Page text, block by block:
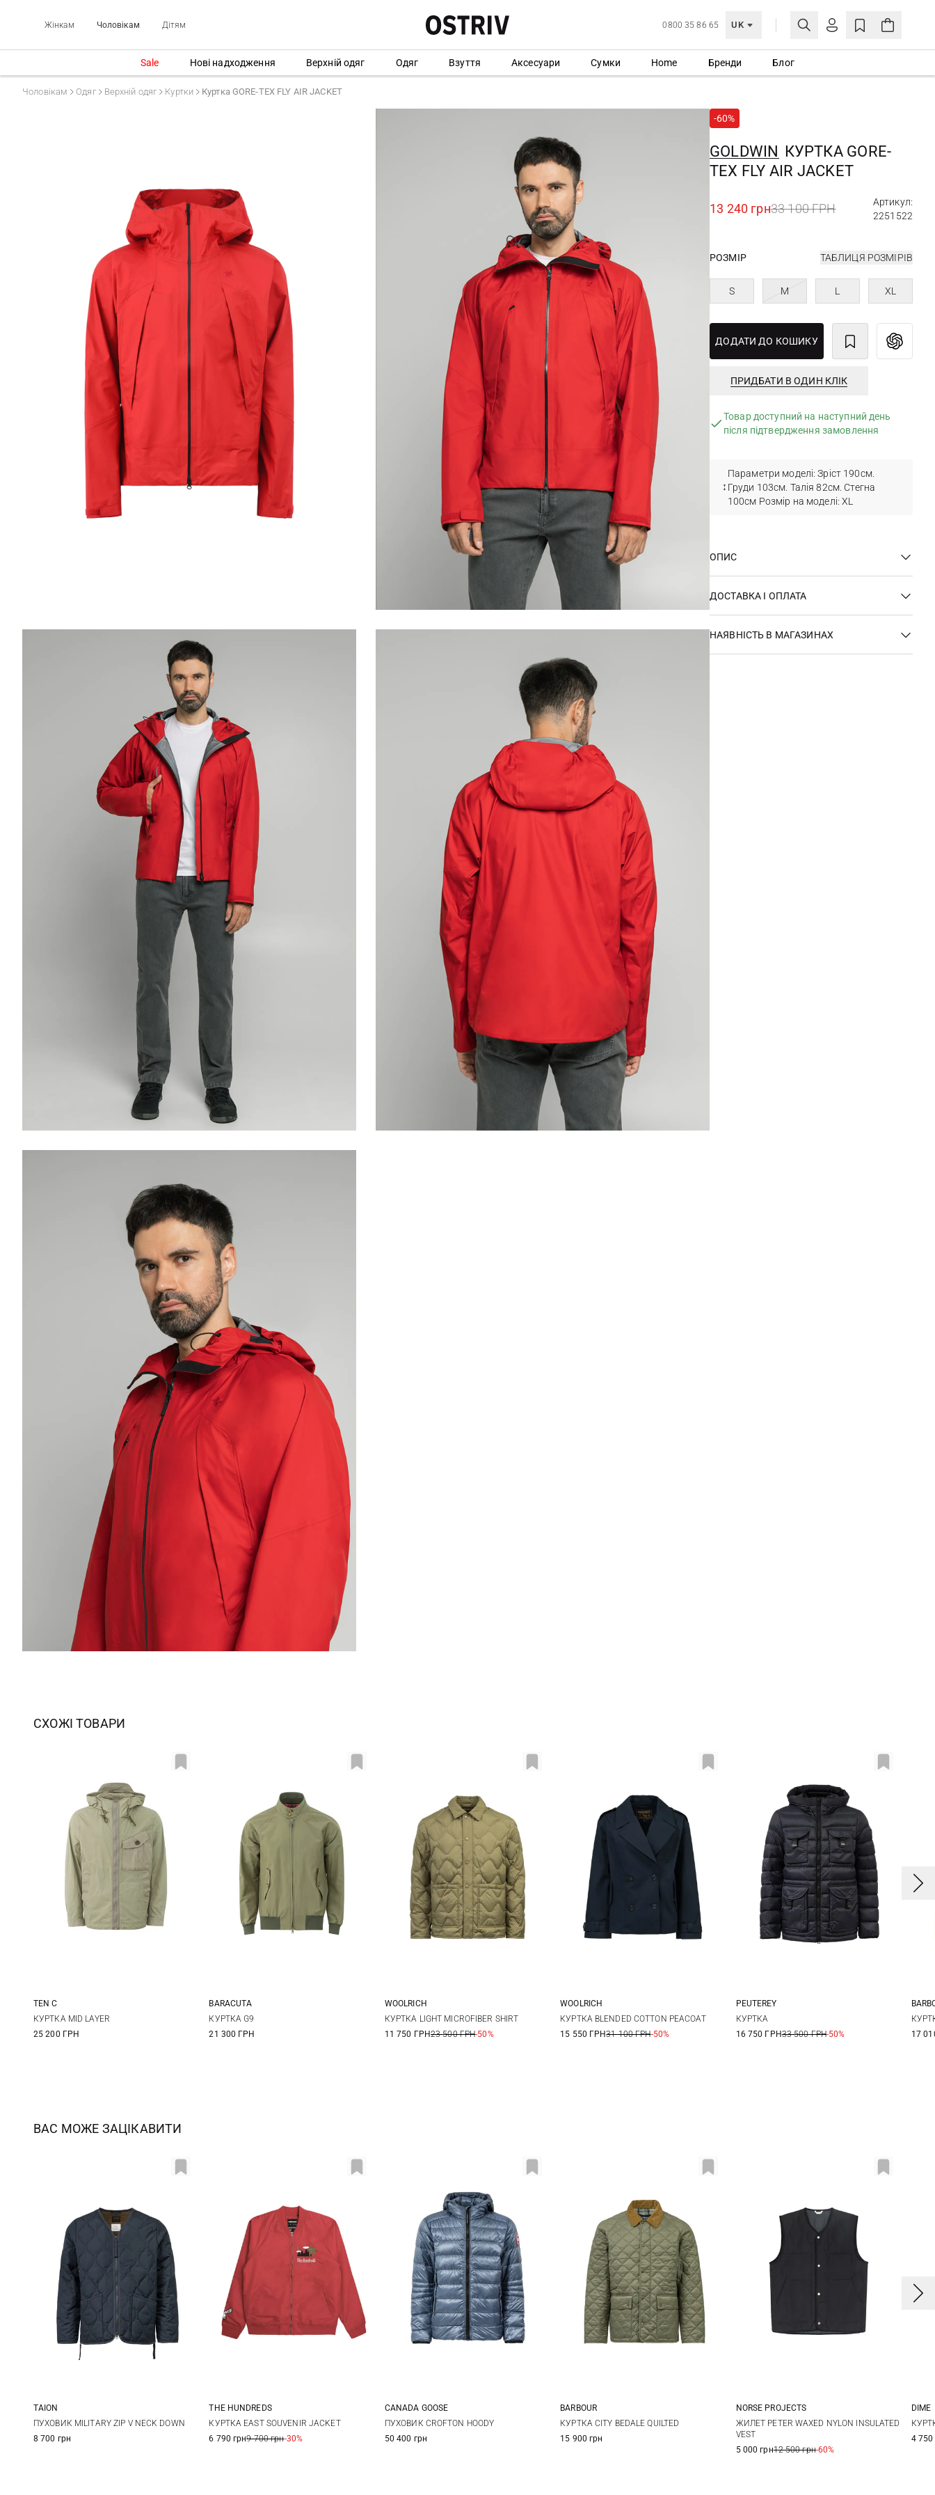
Жінкам Чоловікам Дітям 0800 35 86 65 UK
МОЯ ОБЛІКІВКА
СТВОРИТИ ОБЛІКІВКУ
Sale Нові надходження Верхній одяг Одяг Взуття Аксесуари Сумки Home Бренди Блог
Чоловікам Одяг Верхній одяг Куртки Куртка GORE-TEX FLY AIR JACKET
-60%
GOLDWIN КУРТКА GORE-
TEX FLY AIR JACKET
13 240 грн33 100 ГРН
Артикул:
2251522
РОЗМІР ТАБЛИЦЯ РОЗМІРІВ
S M L XL
ДОДАТИ ДО КОШИКУ
ПРИДБАТИ В ОДИН КЛІК
Товар доступний на наступний день
після підтвердження замовлення
Параметри моделі: Зріст 190см.
Груди 103см. Талія 82см. Стегна
100см Розмір на моделі: ХL
ОПИС
ДОСТАВКА І ОПЛАТА
НАЯВНІСТЬ В МАГАЗИНАХ
СХОЖІ ТОВАРИ
48 50
TEN C
КУРТКА MID LAYER
25 200 ГРН
38
BARACUTA
КУРТКА G9
21 300 ГРН
L
WOOLRICH
КУРТКА LIGHT MICROFIBER SHIRT
11 750 ГРН23 500 ГРН-50%
S
WOOLRICH
КУРТКА BLENDED COTTON PEACOAT
15 550 ГРН31 100 ГРН-50%
M
PEUTEREY
КУРТКА
16 750 ГРН33 500 ГРН-50%
M
17
ВАС МОЖЕ ЗАЦІКАВИТИ
XS S M L
TAION
ПУХОВИК MILITARY ZIP V NECK DOWN
8 700 грн
M L
THE HUNDREDS
КУРТКА EAST SOUVENIR JACKET
6 790 грн9 700 грн-30%
M L
CANADA GOOSE
ПУХОВИК CROFTON HOODY
50 400 грн
S M L
BARBOUR
КУРТКА CITY BEDALE QUILTED
15 900 грн
M L XL XXL
NORSE PROJECTS
ЖИЛЕТ PETER WAXED NYLON INSULATED
VEST
5 000 грн12 500 грн-60%
DIME
4 750